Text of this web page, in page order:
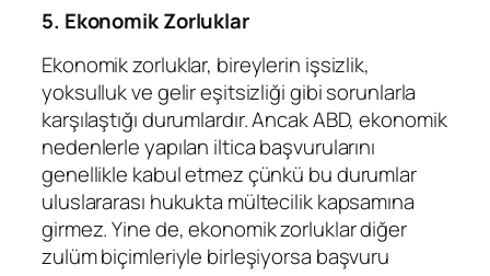
5. Ekonomik Zorluklar
Ekonomik zorluklar, bireylerin işsizlik,
yoksulluk ve gelir eşitsizliği gibi sorunlarla
karşılaştığı durumlardır. Ancak ABD, ekonomik
nedenlerle yapılan iltica başvurularını
genellikle kabul etmez çünkü bu durumlar
uluslararası hukukta mültecilik kapsamına
girmez. Yine de, ekonomik zorluklar diğer
zulüm biçimleriyle birleşiyorsa başvuru